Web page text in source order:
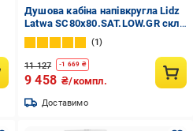
Душова кабіна напівкругла Lidz
Latwa SC80x80.SAT.LOW.GR скло
тоноване 4 мм з душовим
піддоном Kapielka ST 80x80x15
см (64606)
1
11 127 -1 669 ₴
9 458 ₴/компл.
Доставимо